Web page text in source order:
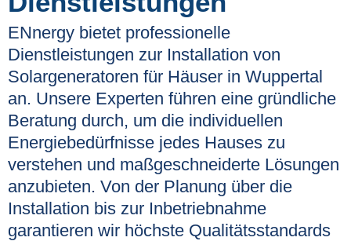
ENnergy bietet professionelle
Dienstleistungen zur Installation von
Solargeneratoren für Häuser in Wuppertal
an. Unsere Experten führen eine gründliche
Beratung durch, um die individuellen
Energiebedürfnisse jedes Hauses zu
verstehen und maßgeschneiderte Lösungen
anzubieten. Von der Planung über die
Installation bis zur Inbetriebnahme
garantieren wir höchste Qualitätsstandards